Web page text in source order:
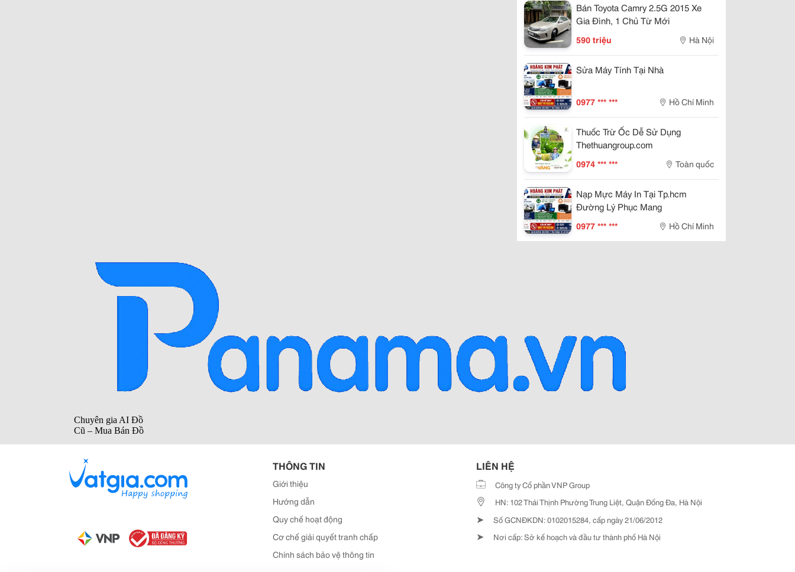
Bán Toyota Camry 2.5G 2015 Xe
Gia Đình, 1 Chủ Từ Mới
590 triệu Hà Nội
Sửa Máy Tính Tại Nhà
0977 *** *** Hồ Chí Minh
Thuốc Trừ Ốc Dễ Sử Dụng
Thethuangroup.com
0974 *** *** Toàn quốc
Nạp Mực Máy In Tại Tp.hcm
Đường Lý Phục Mang
0977 *** *** Hồ Chí Minh
THÔNG TIN
Giới thiệu
Hướng dẫn
Quy chế hoạt động
Cơ chế giải quyết tranh chấp
Chính sách bảo vệ thông tin
LIÊN HỆ
Công ty Cổ phần VNP Group
HN: 102 Thái Thịnh Phường Trung Liệt, Quận Đống Đa, Hà Nội
➤ Số GCNĐKDN: 0102015284, cấp ngày 21/06/2012
➤ Nơi cấp: Sở kế hoạch và đầu tư thành phố Hà Nội